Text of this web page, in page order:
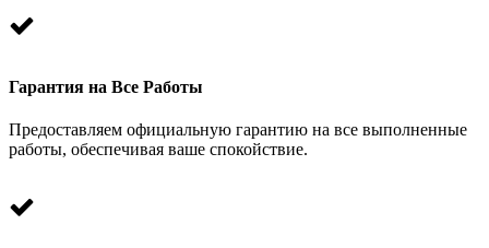
Гарантия на Все Работы
Предоставляем официальную гарантию на все выполненные
работы, обеспечивая ваше спокойствие.